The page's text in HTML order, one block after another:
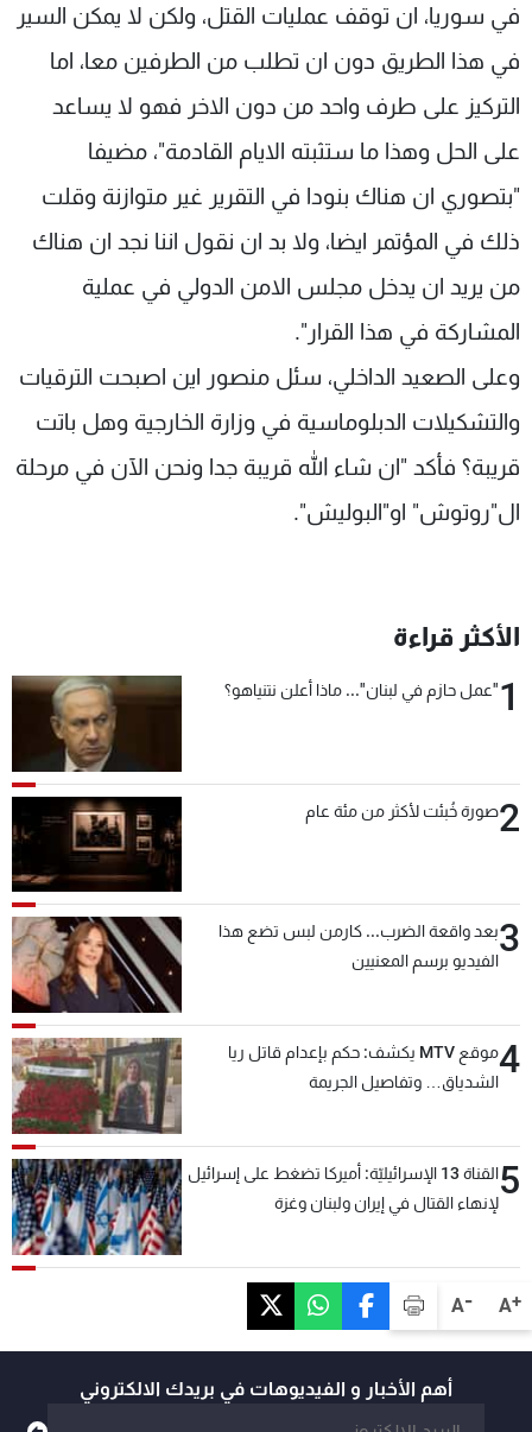
A+
A-
في سوريا، ان توقف عمليات القتل، ولكن لا يمكن السير
في هذا الطريق دون ان تطلب من الطرفين معا، اما
التركيز على طرف واحد من دون الاخر فهو لا يساعد
على الحل وهذا ما ستثبته الايام القادمة"، مضيفا
"بتصوري ان هناك بنودا في التقرير غير متوازنة وقلت
ذلك في المؤتمر ايضا، ولا بد ان نقول اننا نجد ان هناك
من يريد ان يدخل مجلس الامن الدولي في عملية
المشاركة في هذا القرار".
وعلى الصعيد الداخلي، سئل منصور اين اصبحت الترقيات
والتشكيلات الدبلوماسية في وزارة الخارجية وهل باتت
قريبة؟ فأكد "ان شاء الله قريبة جدا ونحن الآن في مرحلة
ال"روتوش" او"البوليش".
الأكثر قراءة
1"عمل حازم في لبنان"... ماذا أعلن نتنياهو؟
2صورة خُبئت لأكثر من مئة عام
3بعد واقعة الضرب... كارمن لبس تضع هذا
الفيديو برسم المعنيين
4
موقع MTV يكشف: حكم بإعدام قاتل ريا
الشدياق… وتفاصيل الجريمة
5
القناة 13 الإسرائيليّة: أميركا تضغط على إسرائيل
لإنهاء القتال في إيران ولبنان وغزة
أهم الأخبار و الفيديوهات في بريدك الالكتروني